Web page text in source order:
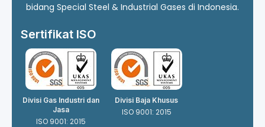
bidang Special Steel & Industrial Gases di Indonesia.
Sertifikat ISO
Divisi Gas Industri dan
Jasa
ISO 9001: 2015
Divisi Baja Khusus
ISO 9001: 2015